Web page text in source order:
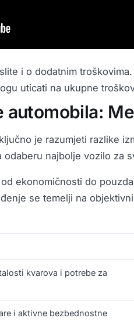
i o dodatnim
uticati na ukupne
automobila:
ključno je razumjeti razlike
najbolje vozilo za
ekonomičnosti do
se temelji na
kvarova i potrebe za
i aktivne bezbednostne